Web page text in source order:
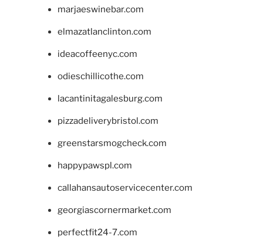
marjaeswinebar.com
elmazatlanclinton.com
ideacoffeenyc.com
odieschillicothe.com
lacantinitagalesburg.com
pizzadeliverybristol.com
greenstarsmogcheck.com
happypawspl.com
callahansautoservicecenter.com
georgiascornermarket.com
perfectfit24-7.com